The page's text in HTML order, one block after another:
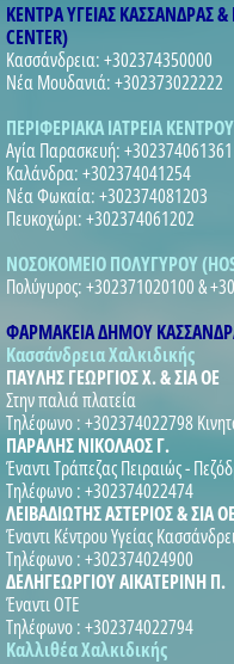
ΚΕΝΤΡΑ ΥΓΕΙΑΣ ΚΑΣΣΑΝΔΡΑΣ
CENTER)
Κασσάνδρεια: +302374350000
Νέα Μουδανιά: +302373022222
ΠΕΡΙΦΕΡΙΑΚΑ ΙΑΤΡΕΙΑ
Αγία Παρασκευή: +302374061361
Καλάνδρα: +302374041254
Νέα Φωκαία: +302374081203
Πευκοχώρι: +302374061202
ΝΟΣΟΚΟΜΕΙΟ ΠΟΛΥΓΥΡΟΥ
Πολύγυρος: +302371020100 &
ΦΑΡΜΑΚΕΙΑ ΔΗΜΟΥ
Κασσάνδρεια Χαλκιδικής
ΠΑΥΛΗΣ ΓΕΩΡΓΙΟΣ Χ. & ΣΙΑ ΟΕ
Στην παλιά πλατεία
Τηλέφωνο : +302374022798
ΠΑΡΑΛΗΣ ΝΙΚΟΛΑΟΣ Γ.
Έναντι Τράπεζας Πειραιώς -
Τηλέφωνο : +302374022474
ΛΕΙΒΑΔΙΩΤΗΣ ΑΣΤΕΡΙΟΣ & ΣΙΑ
Έναντι Κέντρου Υγείας
Τηλέφωνο : +302374024900
ΔΕΛΗΓΕΩΡΓΙΟΥ ΑΙΚΑΤΕΡΙΝΗ Π.
Έναντι ΟΤΕ
Τηλέφωνο : +302374022794
Καλλιθέα Χαλκιδικής